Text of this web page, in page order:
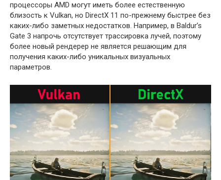
процессоры AMD могут иметь более естественную
близость к Vulkan, но DirectX 11 по-прежнему быстрее без
каких-либо заметных недостатков. Например, в Baldur’s
Gate 3 напрочь отсутствует трассировка лучей, поэтому
более новый рендерер не является решающим для
получения каких-либо уникальных визуальных
параметров.